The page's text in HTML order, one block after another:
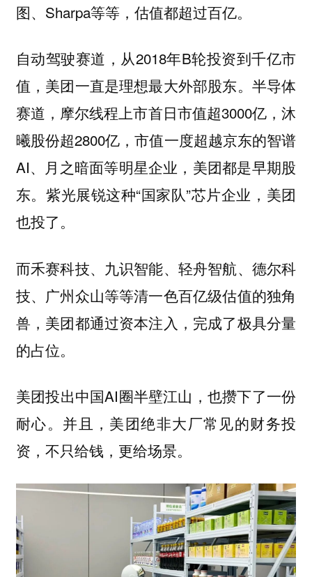
图、Sharpa等等，估值都超过百亿。
自动驾驶赛道，从2018年B轮投资到千亿市
值，美团一直是理想最大外部股东。半导体
赛道，摩尔线程上市首日市值超3000亿，沐
曦股份超2800亿，市值一度超越京东的智谱
AI、月之暗面等明星企业，美团都是早期股
东。紫光展锐这种“国家队”芯片企业，美团
也投了。
而禾赛科技、九识智能、轻舟智航、德尔科
技、广州众山等等清一色百亿级估值的独角
兽，美团都通过资本注入，完成了极具分量
的占位。
美团投出中国AI圈半壁江山，也攒下了一份
耐心。并且，美团绝非大厂常见的财务投
资，不只给钱，更给场景。